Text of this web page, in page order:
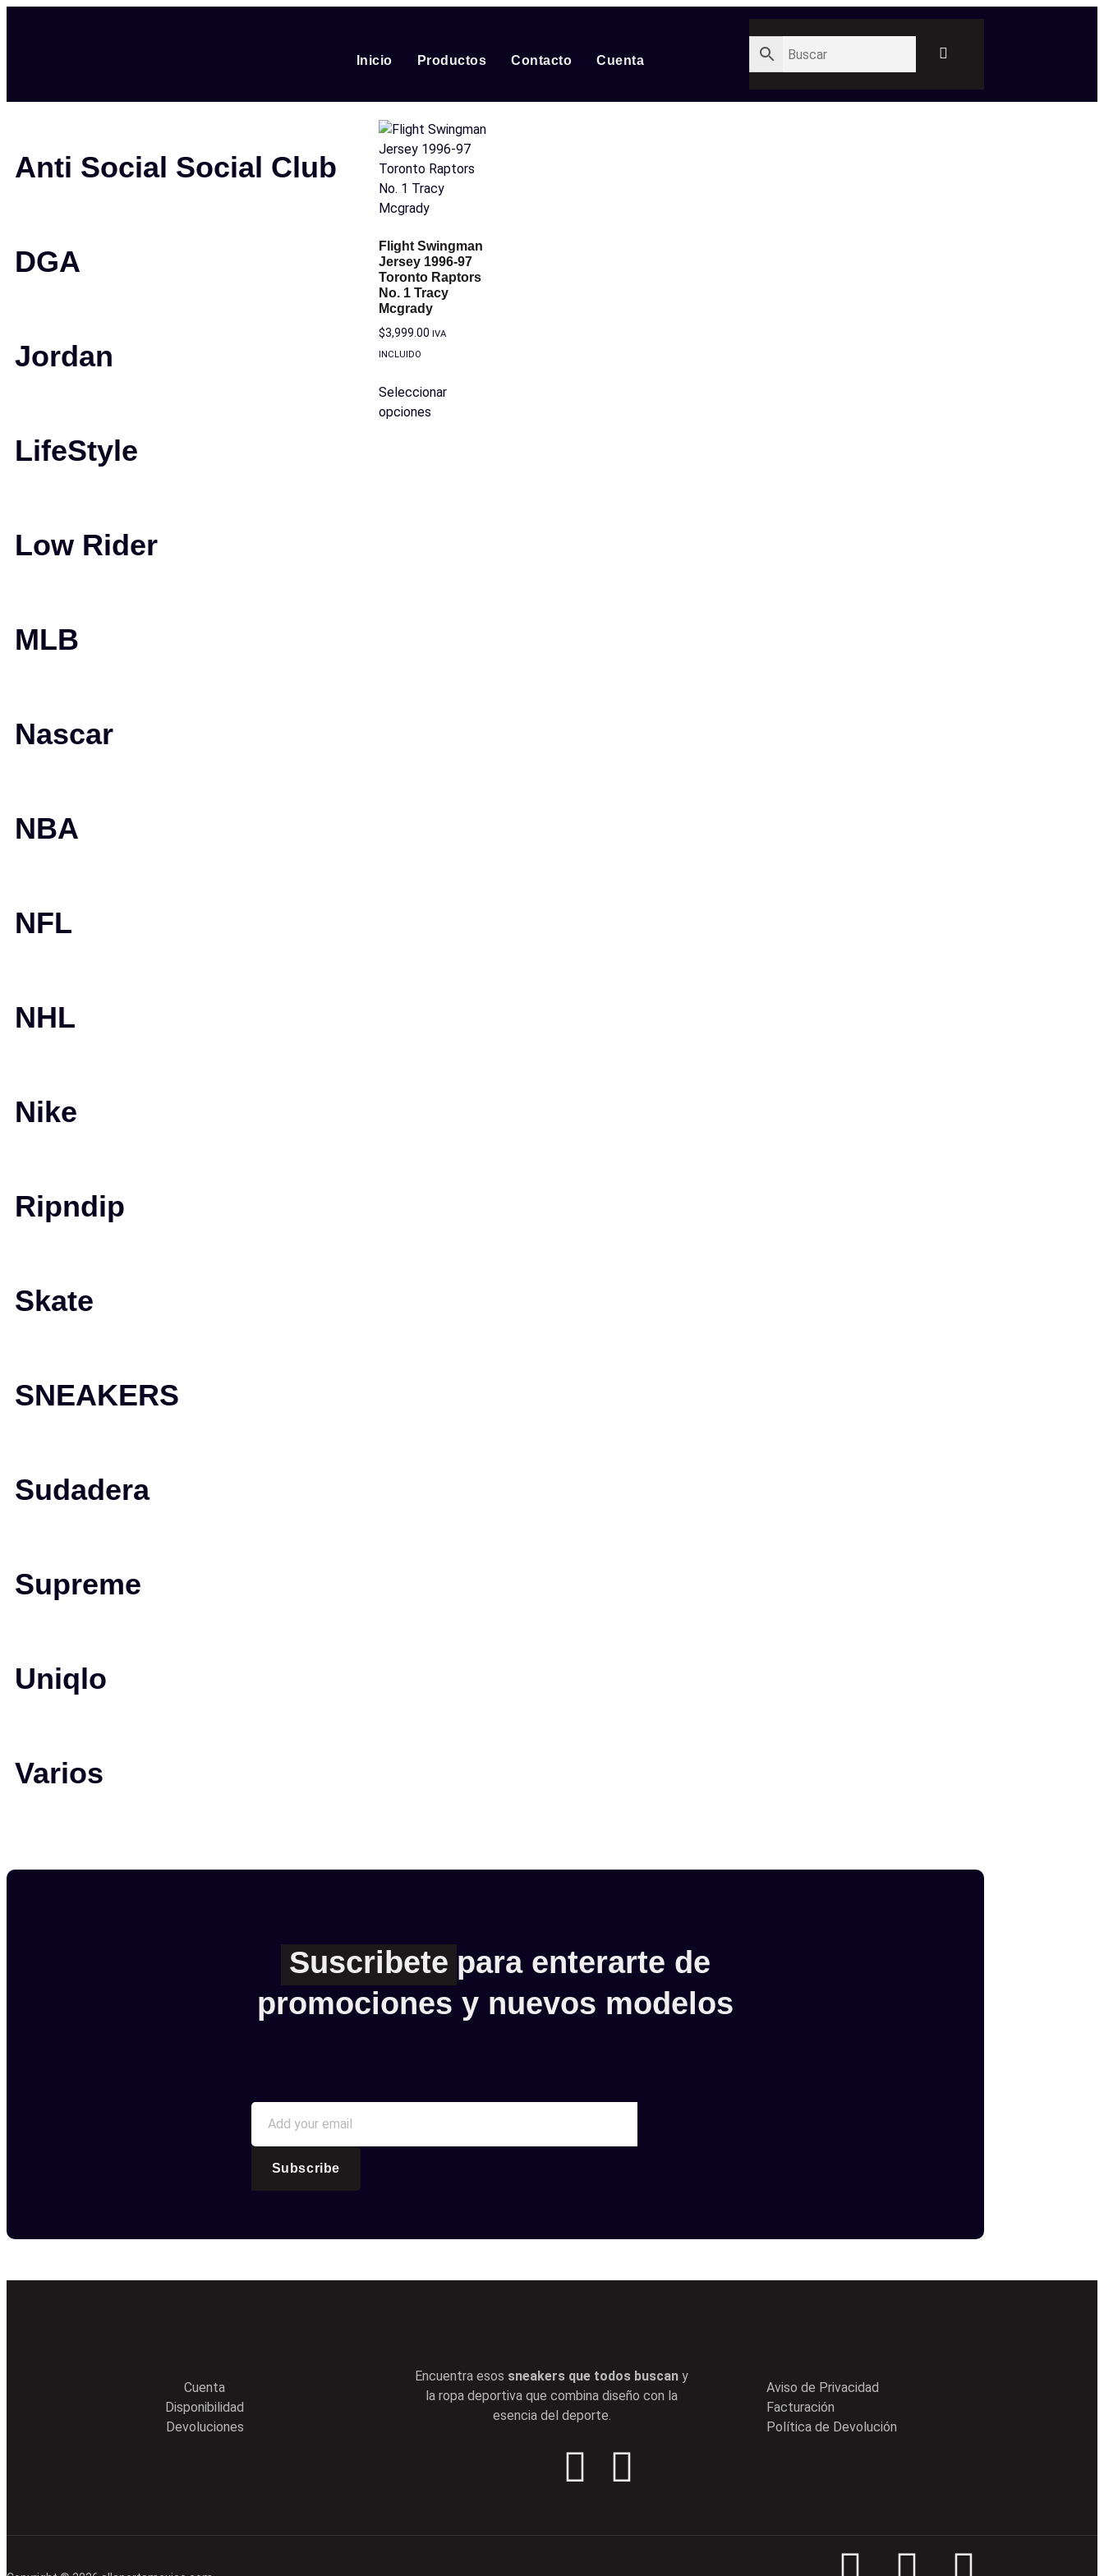
Inicio Productos Contacto Cuenta
Anti Social Social Club
DGA
Jordan
LifeStyle
Low Rider
MLB
Nascar
NBA
NFL
NHL
Nike
Ripndip
Skate
SNEAKERS
Sudadera
Supreme
Uniqlo
Varios
Flight Swingman
Jersey 1996-97
Toronto Raptors
No. 1 Tracy
Mcgrady
$3,999.00 IVA
INCLUIDO
Seleccionar
opciones
Suscribete para enterarte de
promociones y nuevos modelos
Subscribe
Cuenta
Disponibilidad
Devoluciones
Encuentra esos sneakers que todos buscan y
la ropa deportiva que combina diseño con la
esencia del deporte.
Aviso de Privacidad
Facturación
Política de Devolución